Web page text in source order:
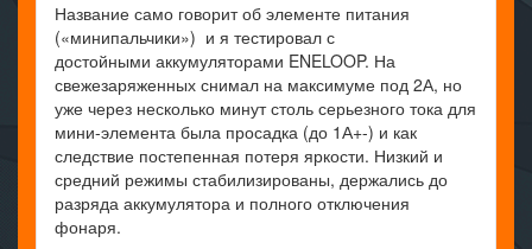
Название само говорит об элементе питания
(«минипальчики») и я тестировал с
достойными аккумуляторами ENELOOP. На
свежезаряженных снимал на максимуме под 2А, но
уже через несколько минут столь серьезного тока для
мини-элемента была просадка (до 1А+-) и как
следствие постепенная потеря яркости. Низкий и
средний режимы стабилизированы, держались до
разряда аккумулятора и полного отключения
фонаря.